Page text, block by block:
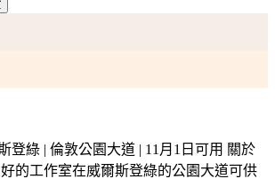
登綠 | 倫敦公園大道 | 11月1日可用 關於
的工作室在威爾斯登綠的公園大道可供